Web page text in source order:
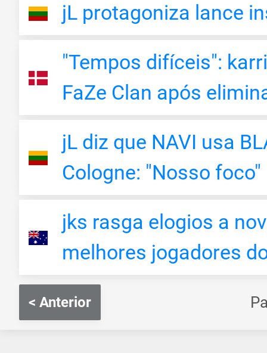
jL protagoniza lance
"Tempos difíceis":
FaZe Clan após
jL diz que NAVI usa
Cologne: "Nosso foco"
jks rasga elogios a
melhores jogadores
< Anterior